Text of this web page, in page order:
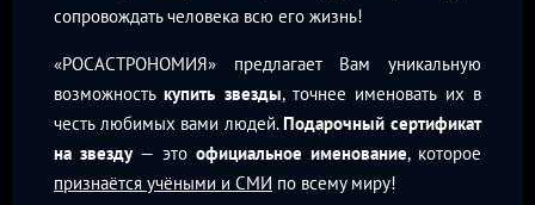
сопровождать человека всю его жизнь!
«РОСАСТРОНОМИЯ» предлагает Вам уникальную
возможностькупить звезды, точнее именовать их в
честь любимых вами людей. Подарочный сертификат
на звезду— это официальное именование, которое
признаётся учёными и СМИ по всему миру!